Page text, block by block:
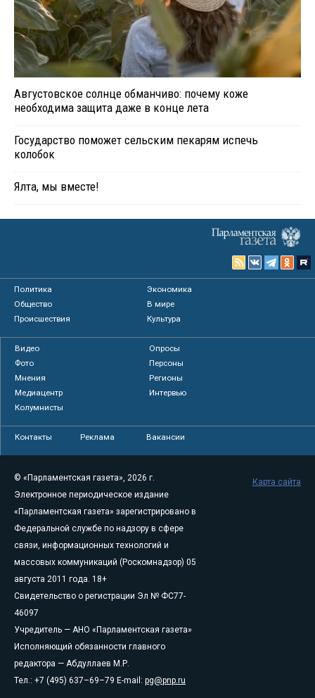
Августовское солнце обманчиво: почему коже
необходима защита даже в конце лета
Государство поможет сельским пекарям испечь
колобок
Ялта, мы вместе!
Политика
Экономика
Общество
В мире
Происшествия
Культура
Видео
Опросы
Фото
Персоны
Мнения
Регионы
Медиацентр
Интервью
Колумнисты
Контакты Реклама Вакансии
© «Парламентская газета», 2026 г.
Электронное периодическое издание
«Парламентская газета» зарегистрировано в
Федеральной службе по надзору в сфере
связи, информационных технологий и
массовых коммуникаций (Роскомнадзор) 05
августа 2011 года. 18+
Свидетельство о регистрации Эл № ФС77-
46097
Учредитель — АНО «Парламентская газета»
Исполняющий обязанности главного
редактора — Абдуллаев М.Р.
Тел.: +7 (495) 637–69–79 E-mail: pg@pnp.ru
Карта сайта